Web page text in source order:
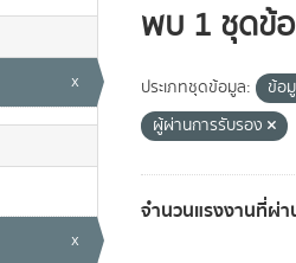
x
x
พบ 1 ชุดข้
ประเภทชุดข้อมูล: ข้อ
ผู้ผ่านการรับรอง
จำนวนแรงงานที่ผ่